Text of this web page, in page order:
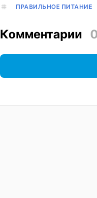
ПРАВИЛЬНОЕ ПИТАНИЕ
Комментарии